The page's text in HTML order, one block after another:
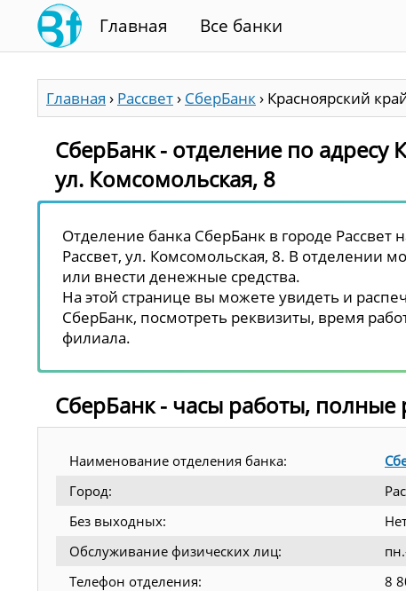
Главная Все банки
Главная › Рассвет› СберБанк› Красноярский
СберБанк - отделение по адресу
ул. Комсомольская, 8
Отделение банка СберБанк в городе Рассвет
Рассвет, ул. Комсомольская, 8. В отделении
или внести денежные средства.
На этой странице вы можете увидеть и
СберБанк, посмотреть реквизиты, время
филиала.
СберБанк - часы работы, полные
Наименование отделения банка:
Город:
Без выходных:
Обслуживание физических лиц:
Телефон отделения:
8